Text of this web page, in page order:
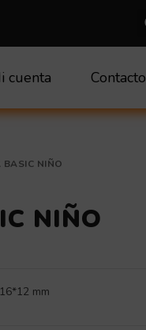
cuenta Contacto
BASIC NIÑO
NIÑO
mm